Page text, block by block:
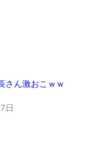
さん激おこｗｗ
日